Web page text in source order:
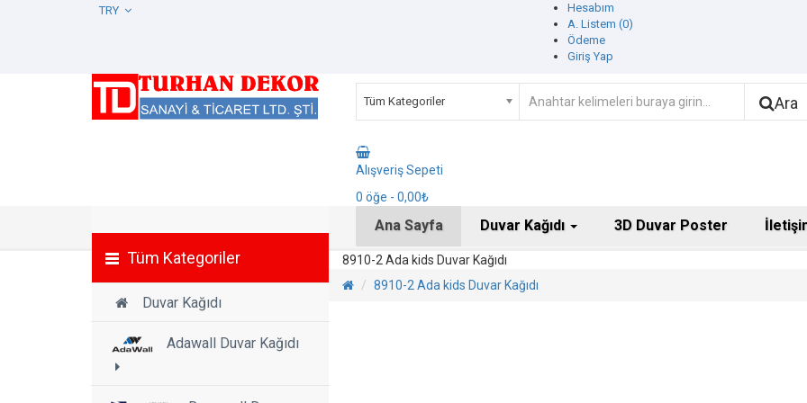
Hesabım
A. Listem (0)
Ödeme
Giriş Yap
Tüm Kategoriler Ara
Alışveriş Sepeti
0 öğe - 0,00₺
Tüm Kategoriler
Duvar Kağıdı
Adawall Duvar Kağıdı
Ana Sayfa Duvar Kağıdı 3D Duvar Poster
8910-2 Ada kids Duvar Kağıdı
8910-2 Ada kids Duvar Kağıdı